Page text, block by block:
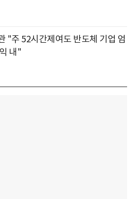
"주 52시간제여도 반도체 기업 엄
내"